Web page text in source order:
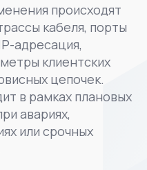
происходят
кабеля, порты
адресация,
клиентских
цепочек.
в рамках плановых
авариях,
или срочных